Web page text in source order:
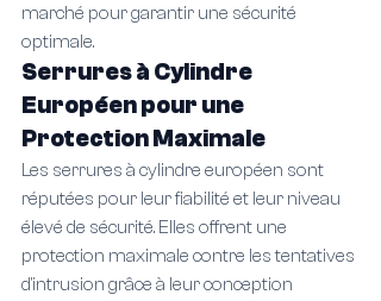
marché pour garantir une sécurité
optimale.
Serrures à Cylindre
Européen pour une
Protection Maximale
Les serrures à cylindre européen sont
réputées pour leur fiabilité et leur niveau
élevé de sécurité. Elles offrent une
protection maximale contre les tentatives
d'intrusion grâce à leur conception